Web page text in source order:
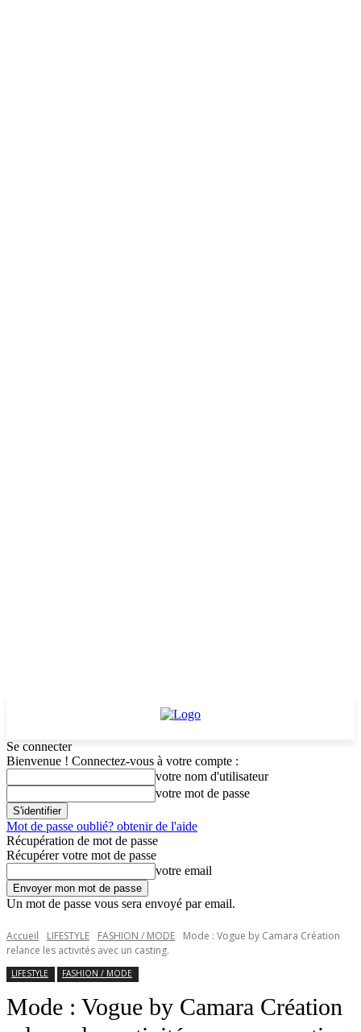
Se connecter
Bienvenue ! Connectez-vous à votre compte :
votre nom d'utilisateur
votre mot de passe
Mot de passe oublié? obtenir de l'aide
Récupération de mot de passe
Récupérer votre mot de passe
votre email
Un mot de passe vous sera envoyé par email.
Accueil LIFESTYLE FASHION / MODE
Mode : Vogue by Camara Création
relance les activités avec un casting.
LIFESTYLE FASHION / MODE
Mode : Vogue by Camara Création